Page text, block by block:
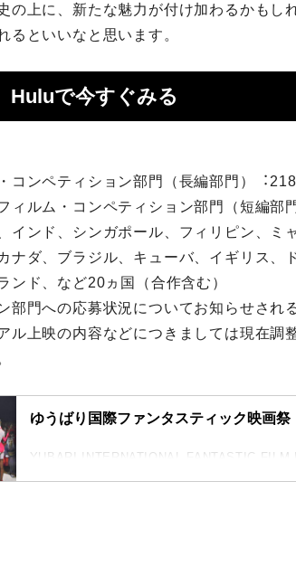
の上に、新たな魅⼒が付け加わるかもし
るといいなと思います。
Huluで今すぐみる
コンペティション部⾨（⻑編部⾨）
ィルム・コンペティション部⾨（短編部
インド、シンガポール、フィリピン、ミ
ナダ、ブラジル、キューバ、イギリス、
ンド、など20ヵ国（合作含む）
部⾨への応募状況についてお知らせされ
ル上映の内容などにつきましては現在調
ゆうばり国際ファンタスティック映画祭
YUBARI INTERNATIONAL FANTASTIC FILM
の“故郷”としてのゆうばり。映画人と映画ファ